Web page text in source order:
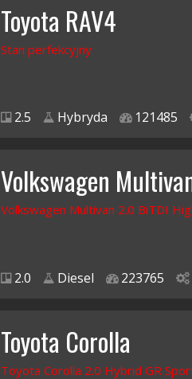
Toyota RAV4
Stan perfekcyjny
2.5 Hybryda 121485
Volkswagen
Volkswagen Multivan 2.0 BiTDI
2.0 Diesel 223765
Toyota Corolla
Toyota Corolla 2.0 Hybrid GR